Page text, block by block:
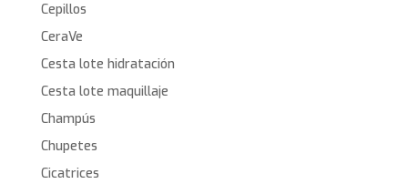
Cepillos
CeraVe
Cesta lote hidratación
Cesta lote maquillaje
Champús
Chupetes
Cicatrices